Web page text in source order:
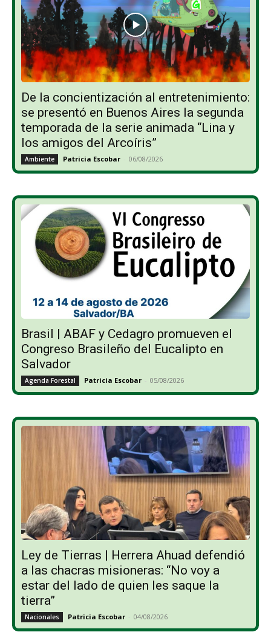
De la concientización al entretenimiento:
se presentó en Buenos Aires la segunda
temporada de la serie animada “Lina y
los amigos del Arcoíris”
Ambiente Patricia Escobar - 06/08/2026
Brasil | ABAF y Cedagro promueven el
Congreso Brasileño del Eucalipto en
Salvador
Agenda Forestal Patricia Escobar - 05/08/2026
Ley de Tierras | Herrera Ahuad defendió
a las chacras misioneras: “No voy a
estar del lado de quien les saque la
tierra”
Nacionales Patricia Escobar - 04/08/2026